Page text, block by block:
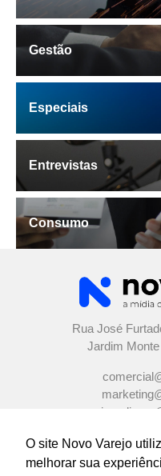
O site Novo Varejo
melhorar sua
Gestão
Especiais
Entrevistas
Consumo
Rua José
Jardim